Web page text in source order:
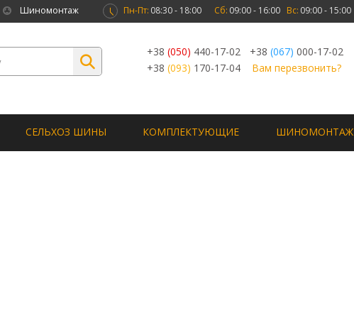
Шиномонтаж Пн-Пт: 08:30 - 18:00 Сб: 09:00 - 16:00 Вс: 09:00 - 15:00
+38 (050) 440-17-02 +38 (067) 000-17-02
+38 (093) 170-17-04 Вам перезвонить?
СЕЛЬХОЗ ШИНЫ КОМПЛЕКТУЮЩИЕ ШИНОМОНТАЖ